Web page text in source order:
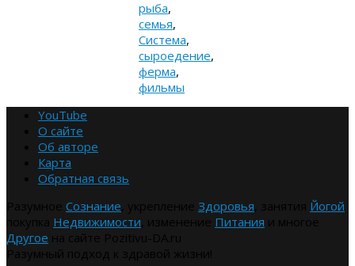
рыба,
семья,
Система,
сыроедение,
ферма,
фильмы
YouTube
О сайте
Об авторе
Карта
Обратная связь
Сознание Здоровья
Йогой
Недвижимости Питания
Другое